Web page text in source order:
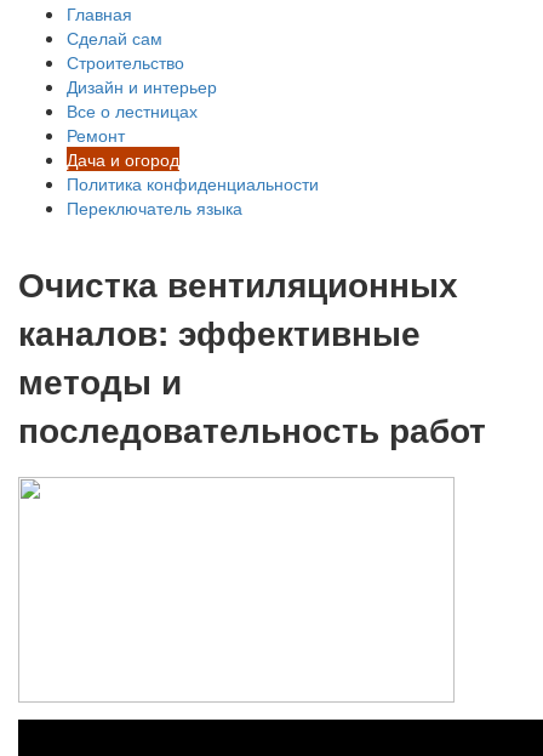
Главная
Сделай сам
Строительство
Дизайн и интерьер
Все о лестницах
Ремонт
Дача и огород
Политика конфиденциальности
Переключатель языка
Очистка вентиляционных
каналов: эффективные
методы и
последовательность работ